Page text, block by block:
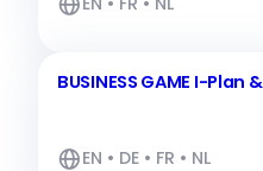
BUSINESS GAME I-Plan
EN • DE • FR • NL